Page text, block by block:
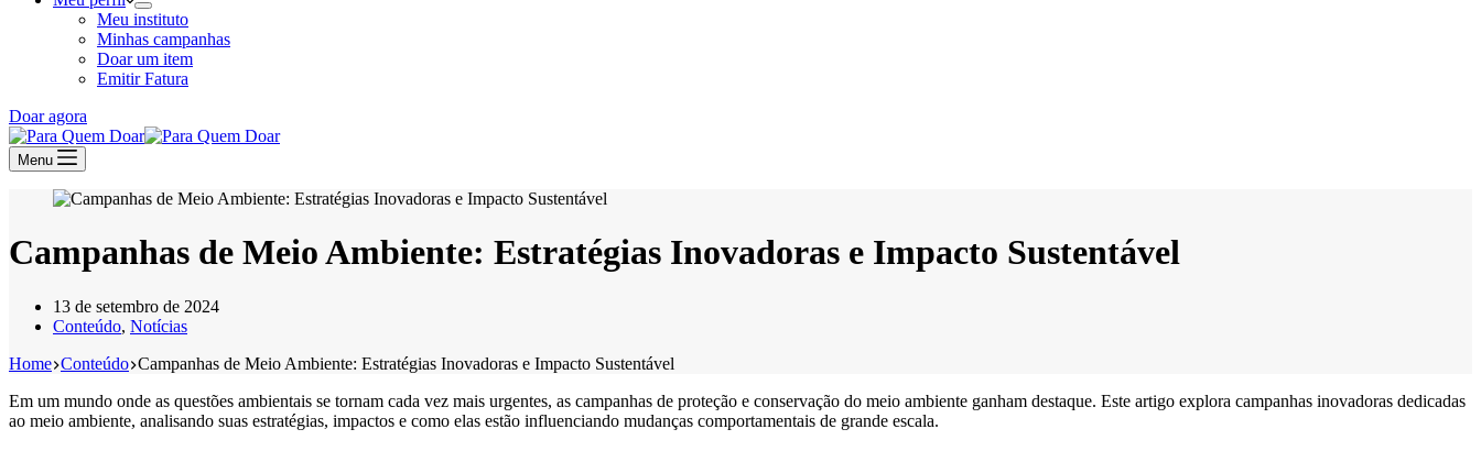
Meu instituto
Minhas campanhas
Doar um item
Emitir Fatura
Doar agora
Menu
Campanhas de Meio Ambiente: Estratégias Inovadoras e Impacto Sustentável
13 de setembro de 2024
Conteúdo, Notícias
Home Conteúdo Campanhas de Meio Ambiente: Estratégias Inovadoras e Impacto Sustentável
Em um mundo onde as questões ambientais se tornam cada vez mais urgentes, as campanhas de proteção e conservação do meio ambiente ganham destaque. Este artigo explora campanhas inovadoras dedicadas
ao meio ambiente, analisando suas estratégias, impactos e como elas estão influenciando mudanças comportamentais de grande escala.